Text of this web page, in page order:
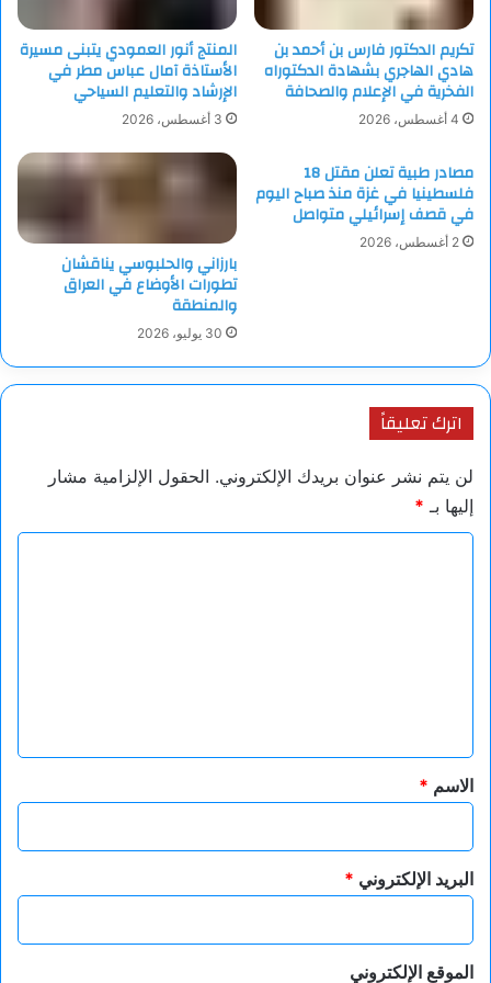
“الاستسلام لا يخدم أحدا، لا الفلسطينيين ولا الشعوب العربية
المجاورة”، مضيفا أن “الوقت يتطلب إسنادا حقيقيا لا مواقف إعلامية
فقط”.
بالاتفاقات مع لبنان وتواصل تنفيذ غارات واغتيالات بحق مجاهدين من
حماس وحزب الله، كما تواصل ارتكاب “جرائم في سوريا ضمن
مخططها العدواني”، مشيرًا إلى أن “أي تنازلات لا توقف العدوان
الإسرائيلي لأنه يتحرك وفق أطماع واضحة”.
تكريم الدكتور فارس بن أحمد بن
هادي الهاجري بشهادة الدكتوراه
الفخرية في الإعلام والصحافة
4 أغسطس، 2026
المنتج أنور العمودي يتبنى مسيرة
الأستاذة آمال عباس مطر في
الإرشاد والتعليم السياحي
3 أغسطس، 2026
مصادر طبية تعلن مقتل 18
فلسطينيا في غزة منذ صباح اليوم
في قصف إسرائيلي متواصل
2 أغسطس، 2026
بارزاني والحلبوسي يناقشان
تطورات الأوضاع في العراق
والمنطقة
30 يوليو، 2026
اترك تعليقاً
لن يتم نشر عنوان بريدك الإلكتروني. الحقول الإلزامية مشار
إليها بـ *
*
الاسم *
البريد الإلكتروني *
الموقع الإلكتروني